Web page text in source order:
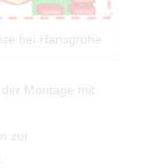
bei Hansgrohe
Montage mit
zur